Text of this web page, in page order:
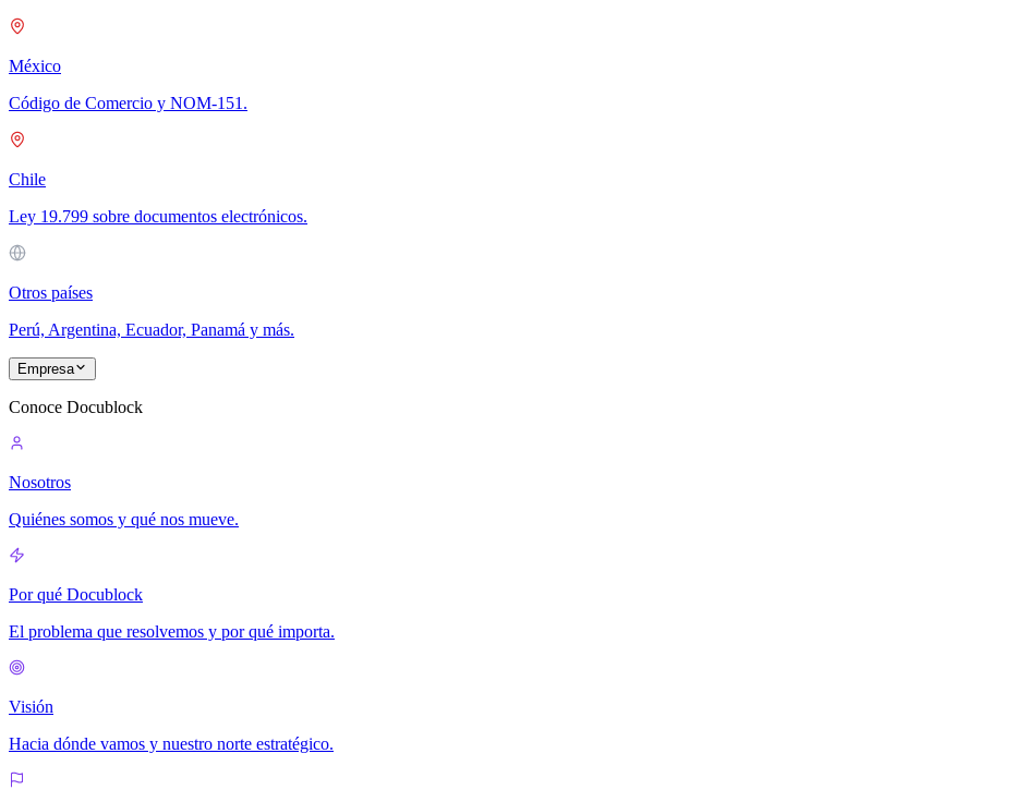
México
Código de Comercio y NOM-151.
Chile
Ley 19.799 sobre documentos electrónicos.
Otros países
Perú, Argentina, Ecuador, Panamá y más.
Empresa
Conoce Docublock
Nosotros
Quiénes somos y qué nos mueve.
Por qué Docublock
El problema que resolvemos y por qué importa.
Visión
Hacia dónde vamos y nuestro norte estratégico.